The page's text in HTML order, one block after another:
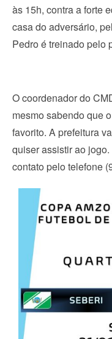
às 15h, contra a forte
casa do adversário,
Pedro é treinado pelo
O coordenador do
mesmo sabendo que
favorito. A prefeitura
quiser assistir ao
contato pelo telefone